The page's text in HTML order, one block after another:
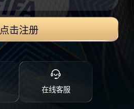
点击注册
在线客服